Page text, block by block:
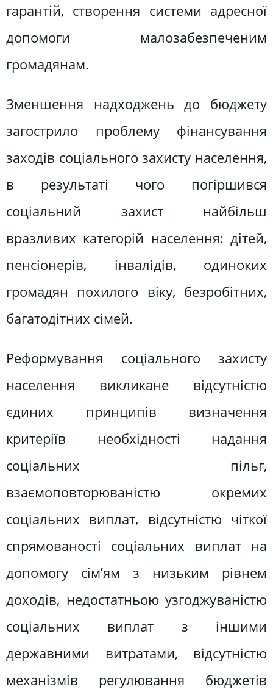
гарантій, створення системи адресної
допомоги малозабезпеченим
громадянам.
Зменшення надходжень до бюджету
загострило проблему фінансування
заходів соціального захисту населення,
в результаті чого погіршився
соціальний захист найбільш
вразливих категорій населення: дітей,
пенсіонерів, інвалідів, одиноких
громадян похилого віку, безробітних,
багатодітних сімей.
Реформування соціального захисту
населення викликане відсутністю
єдиних принципів визначення
критеріїв необхідності надання
соціальних пільг,
взаємоповторюваністю окремих
соціальних виплат, відсутністю чіткої
спрямованості соціальних виплат на
допомогу сім’ям з низьким рівнем
доходів, недостатньою узгоджуваністю
соціальних виплат з іншими
державними витратами, відсутністю
механізмів регулювання бюджетів